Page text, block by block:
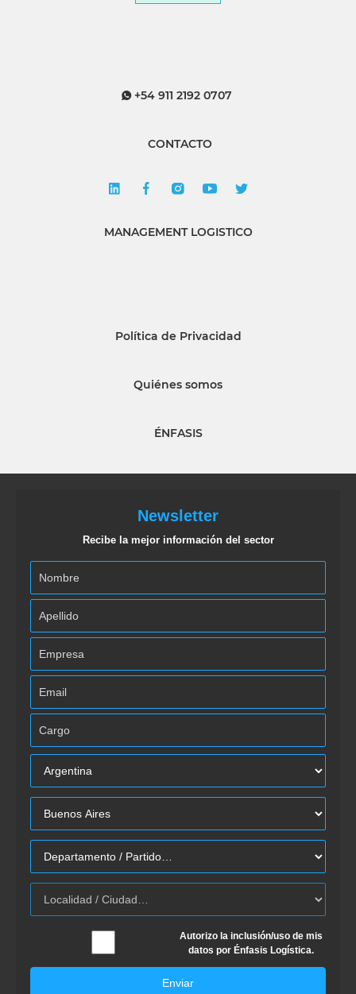
+54 911 2192 0707
CONTACTO
MANAGEMENT LOGISTICO
Política de Privacidad
Quiénes somos
ÉNFASIS
Newsletter
Recibe la mejor información del sector
Autorizo la inclusión/uso de mis
datos por Énfasis Logística.
Enviar